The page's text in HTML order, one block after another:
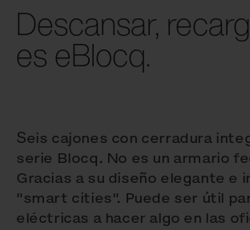
Descansar,
es eBlocq.
Seis cajones con cerradura
serie Blocq. No es un armario
Gracias a su diseño elegante
"smart cities". Puede ser útil
eléctricas a hacer algo en las